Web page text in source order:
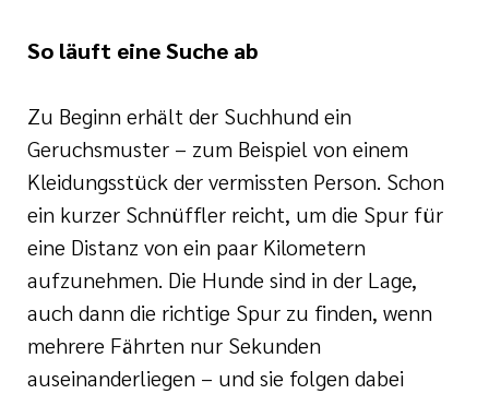
So läuft eine Suche ab
Zu Beginn erhält der Suchhund ein
Geruchsmuster – zum Beispiel von einem
Kleidungsstück der vermissten Person. Schon
ein kurzer Schnüffler reicht, um die Spur für
eine Distanz von ein paar Kilometern
aufzunehmen. Die Hunde sind in der Lage,
auch dann die richtige Spur zu finden, wenn
mehrere Fährten nur Sekunden
auseinanderliegen – und sie folgen dabei